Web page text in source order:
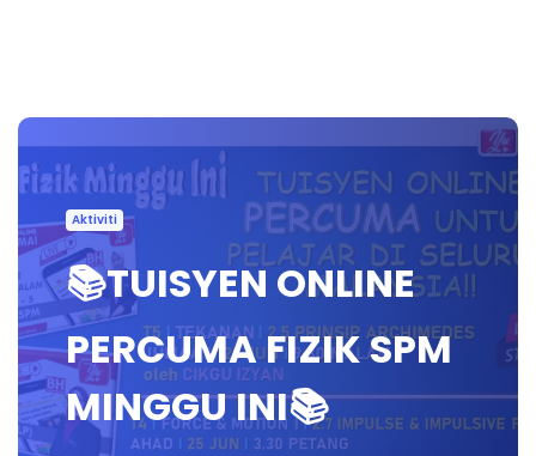
Aktiviti
📚TUISYEN ONLINE
PERCUMA FIZIK SPM
MINGGU INI📚